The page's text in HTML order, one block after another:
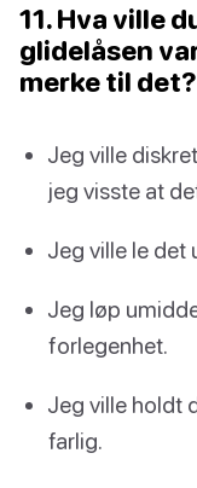
11. Hva ville
glidelåsen
merke til det?
Jeg ville
jeg visste at
Jeg ville le det
Jeg løp
forlegenhet.
Jeg ville holdt
farlig.